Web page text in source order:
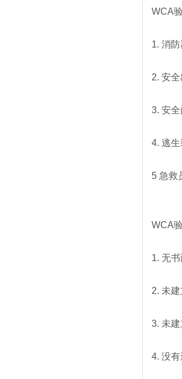
WCA
1. 消
2. 安
3. 安
4. 逃
5 急救
WCA
1. 无
2. 未
3. 未
4. 没